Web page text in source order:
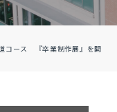
コース 『卒業制作展』を開